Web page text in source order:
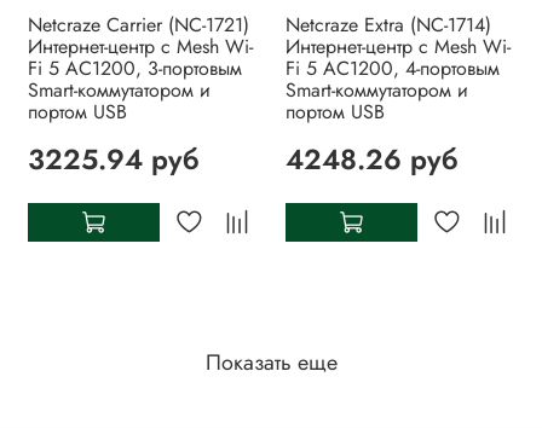
Netcraze Carrier (NC-1721)
Интернет-центр с Mesh Wi-
Fi 5 AC1200, 3-портовым
Smart-коммутатором и
портом USB
3225.94 руб
Netcraze Extra (NC-1714)
Интернет-центр с Mesh Wi-
Fi 5 AC1200, 4-портовым
Smart-коммутатором и
портом USB
4248.26 руб
Показать еще